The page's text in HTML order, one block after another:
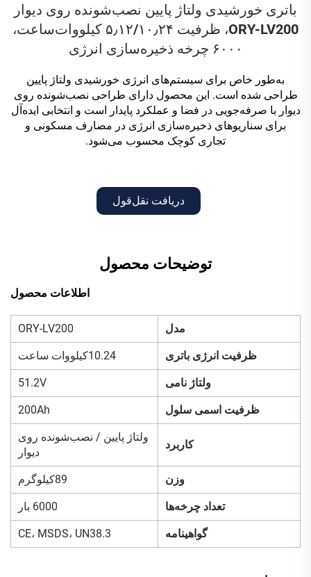
باتری خورشیدی ولتاژ پایین نصب‌شونده روی دیوار
ORY-LV200، ظرفیت ۵٫۱۲‍/۱۰٫۲۴ کیلووات‌ساعت،
۶۰۰۰ چرخه ذخیره‌سازی انرژی
به‌طور خاص برای سیستم‌های انرژی خورشیدی ولتاژ پایین
طراحی شده است. این محصول دارای طراحی نصب‌شونده روی
دیوار با صرفه‌جویی در فضا و عملکرد پایدار است و انتخابی ایده‌آل
برای سناریوهای ذخیره‌سازی انرژی در مصارف مسکونی و
تجاری کوچک محسوب می‌شود.
دریافت نقل‌قول
توضیحات محصول
اطلاعات محصول
مدل ORY-LV200
ظرفیت انرژی باتری 10.24کیلووات ساعت
ولتاژ نامی 51.2V
ظرفیت اسمی سلول 200Ah
کاربرد
ولتاژ پایین / نصب‌شونده روی
دیوار
وزن 89کیلوگرم
تعداد چرخه‌ها 6000 بار
گواهینامه CE، MSDS، UN38.3